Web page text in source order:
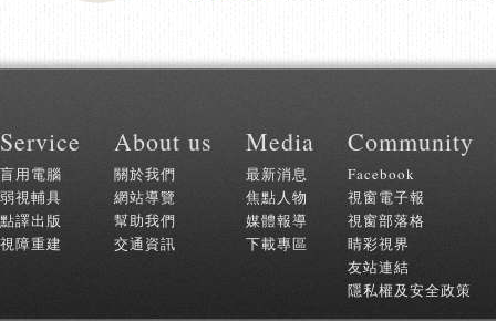
Service
盲用電腦
弱視輔具
點譯出版
視障重建
About us
關於我們
網站導覽
幫助我們
交通資訊
Media
最新消息
焦點人物
媒體報導
下載專區
Community
Facebook
視窗電子報
視窗部落格
睛彩視界
友站連結
隱私權及安全政策